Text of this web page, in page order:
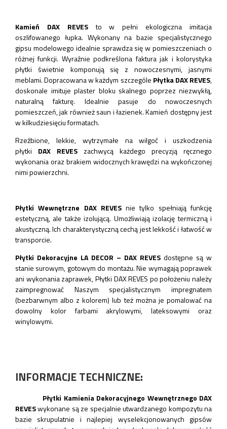
Kamień DAX REVESto w pełni ekologiczna imitacja
oszlifowanego łupka. Wykonany na bazie specjalistycznego
gipsu modelowego idealnie sprawdza się w pomieszczeniach o
różnej funkcji. Wyraźnie podkreślona faktura jak i kolorystyka
płytki świetnie komponują się z nowoczesnymi, jasnymi
meblami. Dopracowana w każdym szczególe Płytka DAX REVES,
doskonale imituje plaster bloku skalnego poprzez niezwykłą,
naturalną fakturę. Idealnie pasuje do nowoczesnych
pomieszczeń, jak również saun i łazienek. Kamień dostępny jest
w kilkudziesięciu formatach.
Rzeźbione, lekkie, wytrzymałe na wilgoć i uszkodzenia
płytki DAX REVES zachwycą każdego precyzją ręcznego
wykonania oraz brakiem widocznych krawędzi na wykończonej
nimi powierzchni.
Płytki Wewnętrzne DAX REVESnie tylko spełniają funkcję
estetyczną, ale także izolującą. Umożliwiają izolację termiczną i
akustyczną. Ich charakterystyczną cechą jest lekkość i łatwość w
transporcie.
Płytki Dekoracyjne LA DECOR – DAX REVES dostępne są w
stanie surowym, gotowym do montażu. Nie wymagają poprawek
ani wykonania zaprawek, Płytki DAX REVES po położeniu należy
zaimpregnować Naszym specjalistycznym impregnatem
(bezbarwnym albo z kolorem) lub też można je pomalować na
dowolny kolor farbami akrylowymi, lateksowymi oraz
winylowymi.
INFORMACJE TECHNICZNE:
Płytki Kamienia Dekoracyjnego Wewnętrznego DAX
REVESwykonane są ze specjalnie utwardzanego kompozytu na
bazie skrupulatnie i najlepiej wyselekcjonowanych gipsów